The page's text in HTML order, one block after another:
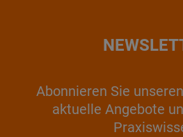
Abonnieren Sie
aktuelle Angebote